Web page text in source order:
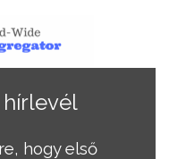
hírlevél
hogy első